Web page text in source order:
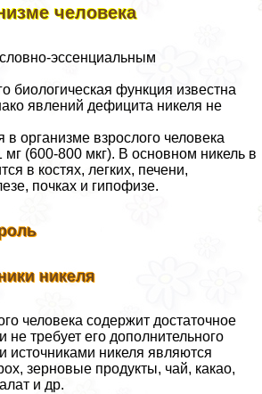
человека
эссенциальным
биологическая функция известна
явлений дефицита никеля не
организме взрослого человека
мг (600-800 мкг). В основном никель в
в костях, легких, печени,
почках и гипофизе.
никеля
человека содержит достаточное
не требует его дополнительного
никеля являются
зерновые продукты, чай, какао,
и др.